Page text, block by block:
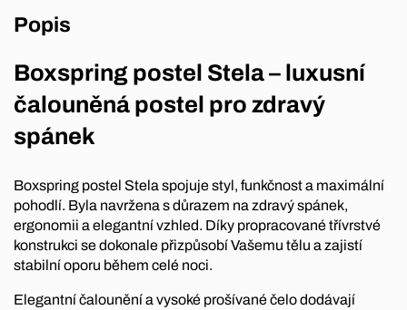
Popis
Boxspring postel Stela – luxusní
čalouněná postel pro zdravý
spánek
Boxspring postel Stela spojuje styl, funkčnost a maximální
pohodlí. Byla navržena s důrazem na zdravý spánek,
ergonomii a elegantní vzhled. Díky propracované třívrstvé
konstrukci se dokonale přizpůsobí Vašemu tělu a zajistí
stabilní oporu během celé noci.
Elegantní čalounění a vysoké prošívané čelo dodávají